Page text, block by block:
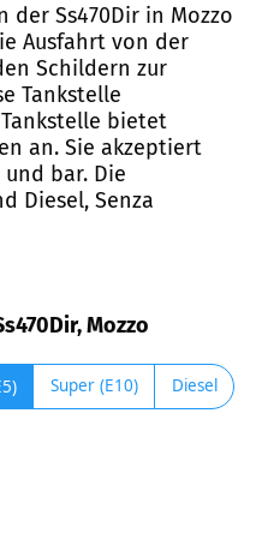
der Ss470Dir in Mozzo
Ausfahrt von der
Schildern zur
Tankstelle
bietet
an. Sie akzeptiert
bar. Die
Diesel, Senza
Mozzo
Super (E10) Diesel